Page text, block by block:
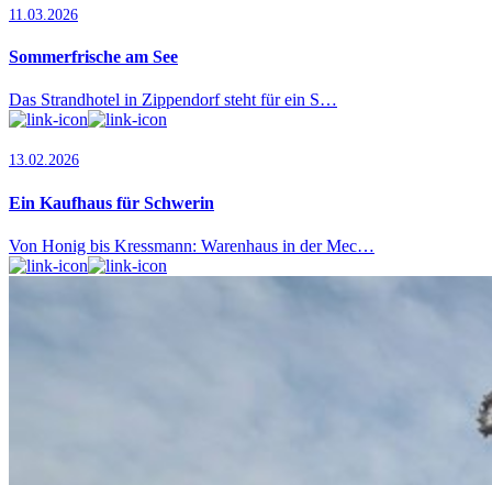
11.03.2026
Sommerfrische am See
Das Strandhotel in Zippendorf steht für ein S…
13.02.2026
Ein Kaufhaus für Schwerin
Von Honig bis Kressmann: Warenhaus in der Mec…